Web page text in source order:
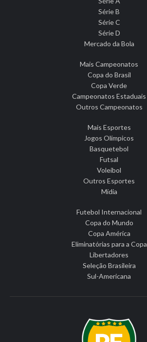
Série B
Série C
Série D
Mercado da Bola
Mais Campeonatos
Copa do Brasil
Copa Verde
Campeonatos Estaduais
Outros Campeonatos
Mais Esportes
Jogos Olímpicos
Basquetebol
Futsal
Voleibol
Outros Esportes
Mídia
Futebol Internacional
Copa do Mundo
Copa América
Eliminatórias para a Copa
Libertadores
Seleção Brasileira
Sul-Americana